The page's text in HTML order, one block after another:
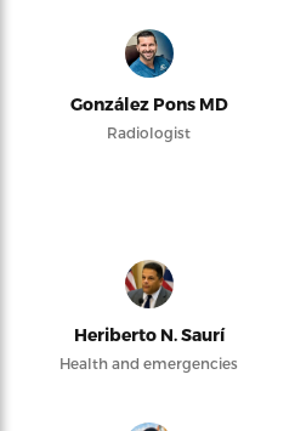
González Pons MD
Radiologist
Heriberto N. Saurí
Health and emergencies